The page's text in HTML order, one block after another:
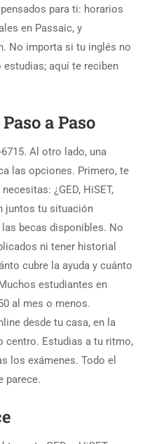
para ti: horarios
en Passaic, y
No importa si tu inglés no
aquí te reciben
a Paso
Al otro lado, una
las opciones. Primero, te
¿GED, HiSET,
juntos tu situación
becas disponibles. No
ni tener historial
cubre la ayuda y cuánto
estudiantes en
al mes o menos.
desde tu casa, en la
centro. Estudias a tu ritmo,
los exámenes. Todo el
parece.